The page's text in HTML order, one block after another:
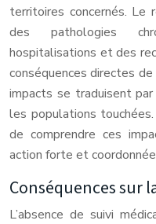
territoires concernés. Le
des pathologies
hospitalisations et des
conséquences directes de
impacts se traduisent
les populations
de comprendre ces
action forte et
Conséquences sur
L’absence de suivi